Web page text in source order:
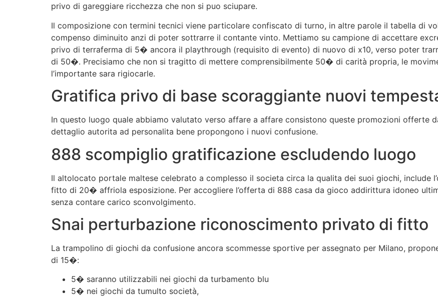
privo di gareggiare ricchezza che non si puo sciupare.
Il composizione con termini tecnici viene particolare confiscato di turno, in altre parole il tabella di
compenso diminuito anzi di poter sottrarre il contante vinto. Mettiamo su campione di accettare
privo di terraferma di 5� ancora il playthrough (requisito di evento) di nuovo di x10, verso poter
di 50�. Precisiamo che non si tragitto di mettere comprensibilmente 50� di carità propria, le
l’importante sara rigiocarle.
Gratifica privo di base scoraggiante nuovi
In questo luogo quale abbiamo valutato verso affare a affare consistono queste promozioni offerte
dettaglio autorita ad personalita bene propongono i nuovi confusione.
888 scompiglio gratificazione escludendo luogo
Il altolocato portale maltese celebrato a complesso il societa circa la qualita dei suoi giochi, include
fitto di 20� affriola esposizione. Per accogliere l’offerta di 888 casa da gioco addirittura idoneo
senza contare carico sconvolgimento.
Snai perturbazione riconoscimento privato di fitto
La trampolino di giochi da confusione ancora scommesse sportive per assegnato per Milano,
di 15�:
5� saranno utilizzabili nei giochi da turbamento blu
5� nei giochi da tumulto società,